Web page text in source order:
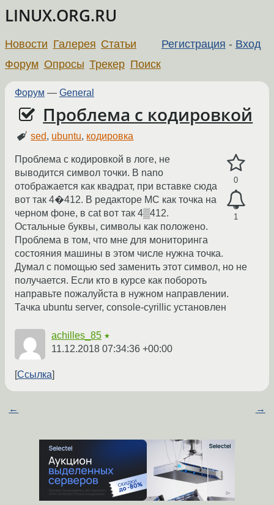
LINUX.ORG.RU
Регистрация - Вход
Новости Галерея Статьи
Форум Опросы Трекер Поиск
Форум — General
Проблема с кодировкой
sed, ubuntu, кодировка
0
1
Проблема с кодировкой в логе, не
выводится символ точки. В nano
отображается как квадрат, при вставке сюда
вот так 4�412. В редакторе MC как точка на
черном фоне, в cat вот так 4▒412.
Остальные буквы, символы как положено.
Проблема в том, что мне для мониторинга
состояния машины в этом числе нужна точка.
Думал с помощью sed заменить этот символ, но не
получается. Если кто в курсе как побороть
направьте пожалуйста в нужном направлении.
Тачка ubuntu server, console-cyrillic установлен
achilles_85 ★
11.12.2018 07:34:36 +00:00
Ссылка
← →